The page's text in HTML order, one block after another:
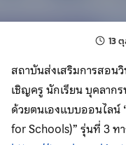
13
สถาบันส่งเสริมการสอน
เชิญครู นักเรียน บุคลาก
ด้วยตนเองแบบออนไลน์
for Schools)” รุ่นที่ 3 ท